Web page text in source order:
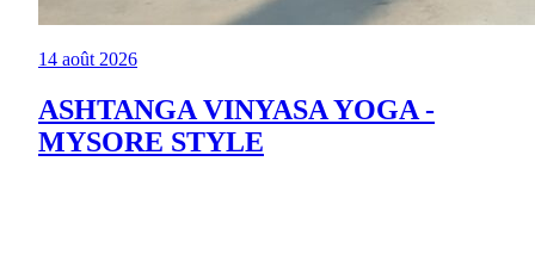
14 août 2026
ASHTANGA VINYASA YOGA -
MYSORE STYLE